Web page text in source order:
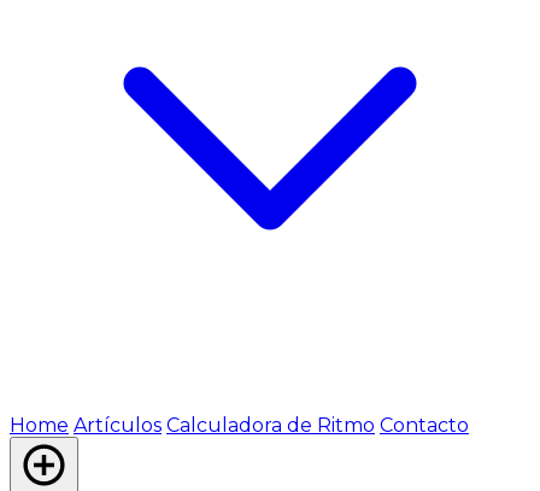
Home Artículos Calculadora de Ritmo Contacto